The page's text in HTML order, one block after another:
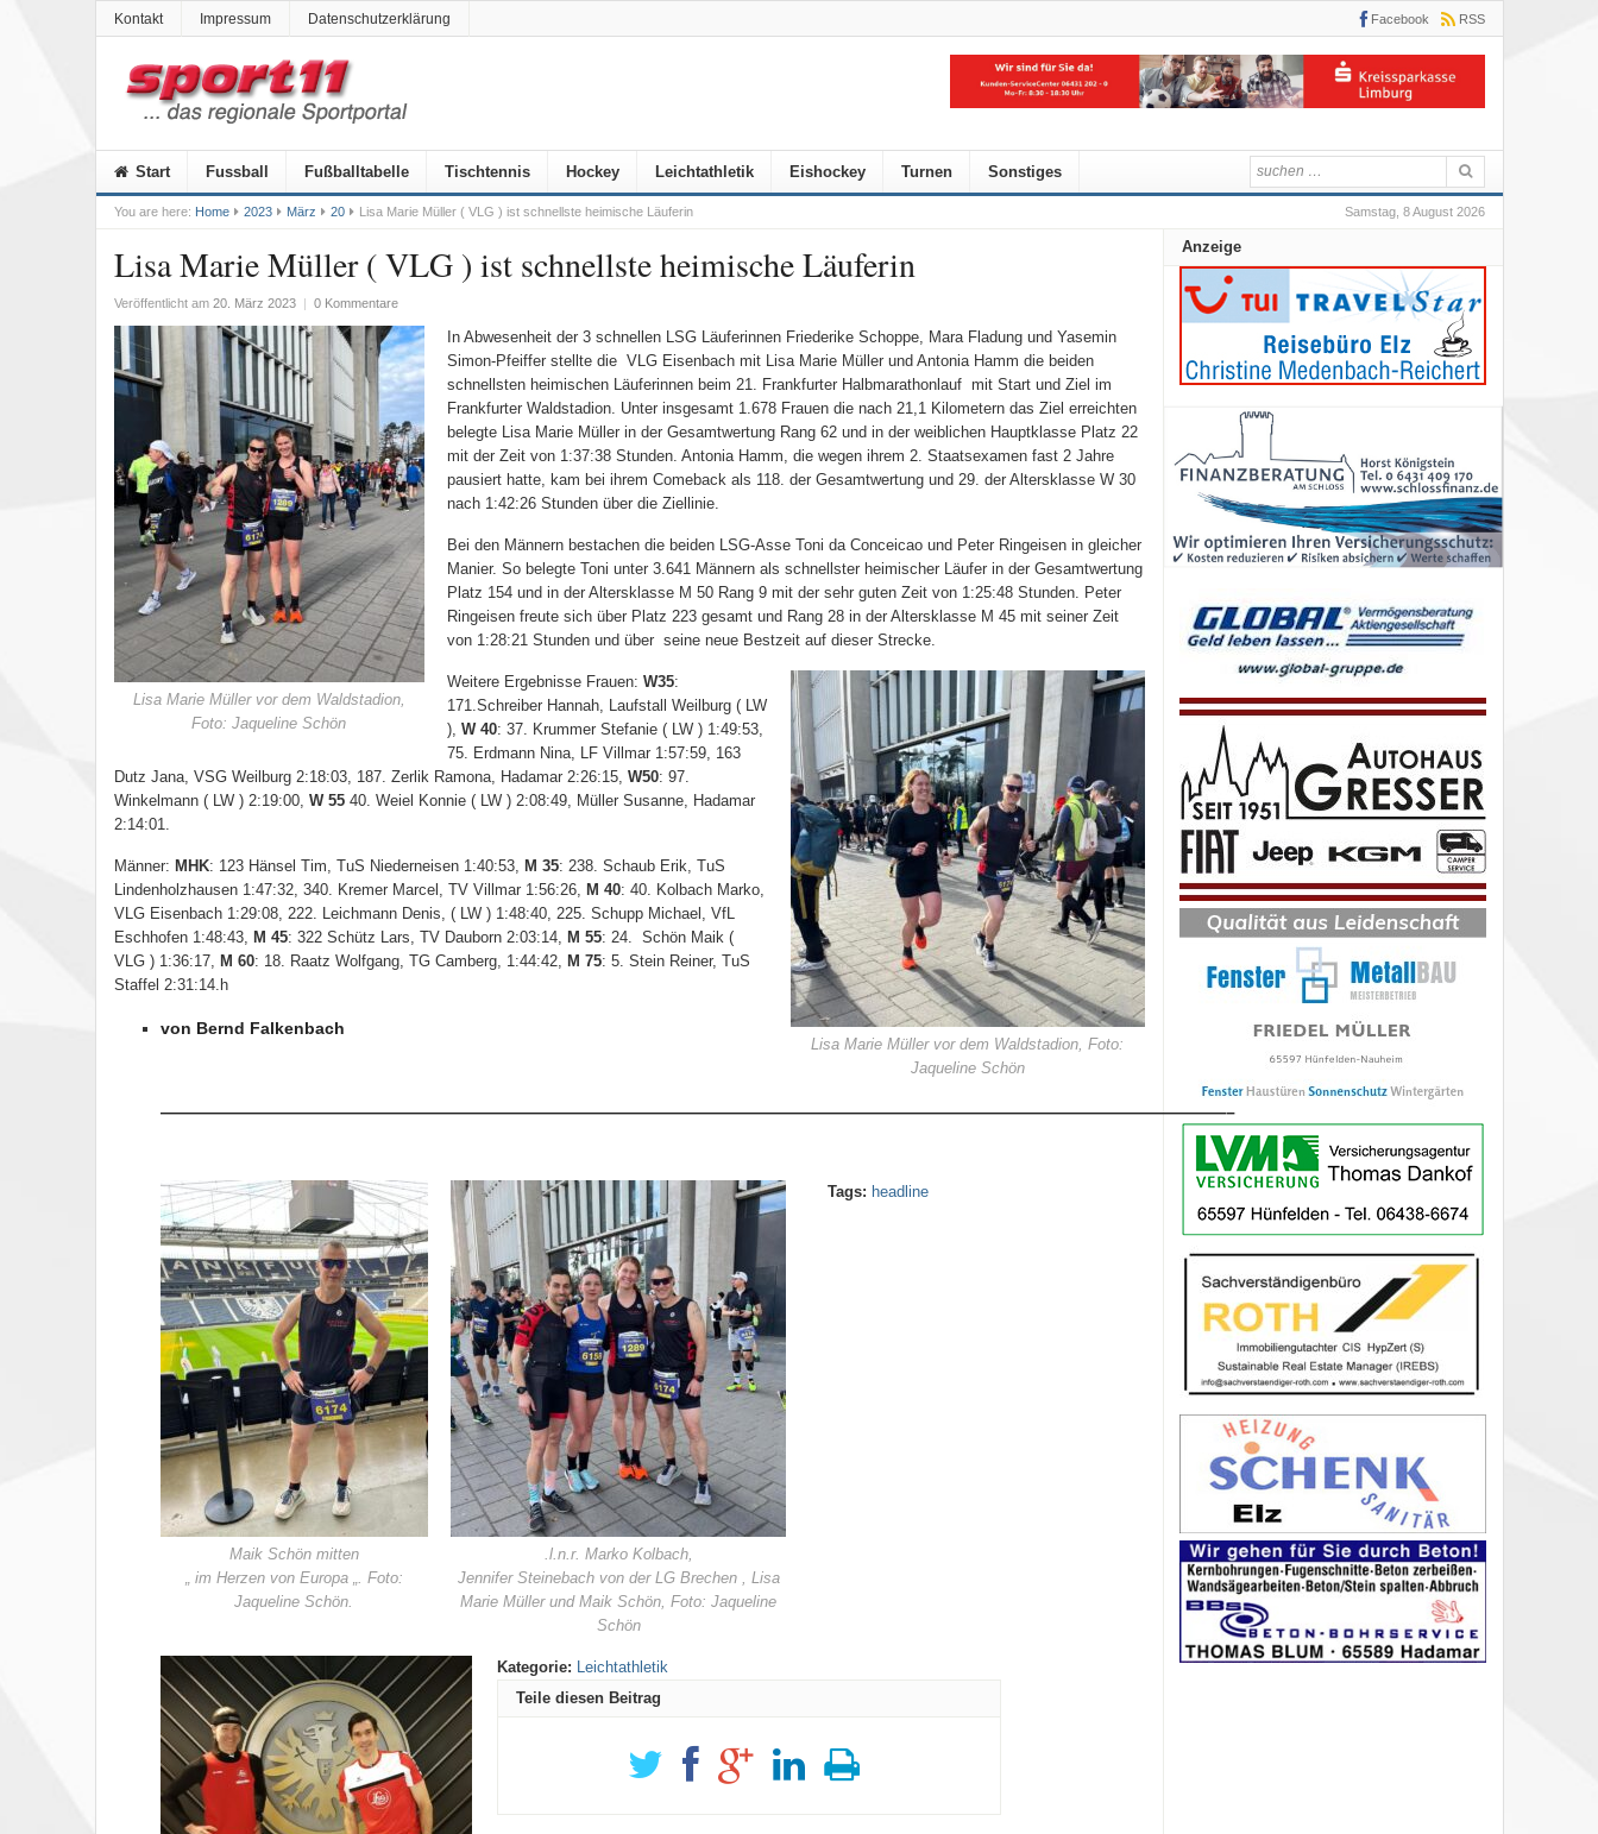
Kontakt Impressum Datenschutzerklärung Facebook RSS
Start Fussball Fußballtabelle Tischtennis Hockey Leichtathletik Eishockey Turnen Sonstiges
Samstag, 8 August 2026
You are here: Home 2023 März 20 Lisa Marie Müller ( VLG ) ist schnellste heimische Läuferin
Lisa Marie Müller ( VLG ) ist schnellste heimische Läuferin
Veröffentlicht am 20. März 2023 | 0 Kommentare
Lisa Marie Müller vor dem Waldstadion,
Foto: Jaqueline Schön
In Abwesenheit der 3 schnellen LSG Läuferinnen Friederike Schoppe, Mara Fladung und Yasemin
Simon-Pfeiffer stellte die VLG Eisenbach mit Lisa Marie Müller und Antonia Hamm die beiden
schnellsten heimischen Läuferinnen beim 21. Frankfurter Halbmarathonlauf mit Start und Ziel im
Frankfurter Waldstadion. Unter insgesamt 1.678 Frauen die nach 21,1 Kilometern das Ziel erreichten
belegte Lisa Marie Müller in der Gesamtwertung Rang 62 und in der weiblichen Hauptklasse Platz 22
mit der Zeit von 1:37:38 Stunden. Antonia Hamm, die wegen ihrem 2. Staatsexamen fast 2 Jahre
pausiert hatte, kam bei ihrem Comeback als 118. der Gesamtwertung und 29. der Altersklasse W 30
nach 1:42:26 Stunden über die Ziellinie.
Bei den Männern bestachen die beiden LSG-Asse Toni da Conceicao und Peter Ringeisen in gleicher
Manier. So belegte Toni unter 3.641 Männern als schnellster heimischer Läufer in der Gesamtwertung
Platz 154 und in der Altersklasse M 50 Rang 9 mit der sehr guten Zeit von 1:25:48 Stunden. Peter
Ringeisen freute sich über Platz 223 gesamt und Rang 28 in der Altersklasse M 45 mit seiner Zeit
von 1:28:21 Stunden und über seine neue Bestzeit auf dieser Strecke.
Lisa Marie Müller vor dem Waldstadion, Foto:
Jaqueline Schön
Weitere Ergebnisse Frauen: W35:
171.Schreiber Hannah, Laufstall Weilburg ( LW
), W 40: 37. Krummer Stefanie ( LW ) 1:49:53,
75. Erdmann Nina, LF Villmar 1:57:59, 163
Dutz Jana, VSG Weilburg 2:18:03, 187. Zerlik Ramona, Hadamar 2:26:15, W50: 97.
Winkelmann ( LW ) 2:19:00, W 5540. Weiel Konnie ( LW ) 2:08:49, Müller Susanne, Hadamar
2:14:01.
Männer: MHK: 123 Hänsel Tim, TuS Niederneisen 1:40:53, M 35: 238. Schaub Erik, TuS
Lindenholzhausen 1:47:32, 340. Kremer Marcel, TV Villmar 1:56:26, M 40: 40. Kolbach Marko,
VLG Eisenbach 1:29:08, 222. Leichmann Denis, ( LW ) 1:48:40, 225. Schupp Michael, VfL
Eschhofen 1:48:43, M 45: 322 Schütz Lars, TV Dauborn 2:03:14, M 55: 24. Schön Maik (
VLG ) 1:36:17, M 60: 18. Raatz Wolfgang, TG Camberg, 1:44:42, M 75: 5. Stein Reiner, TuS
Staffel 2:31:14. h
von Bernd Falkenbach
————————————————————————————————————————————————————————————————–
Maik Schön mitten
„ im Herzen von Europa „. Foto:
Jaqueline Schön.
.l.n.r. Marko Kolbach,
Jennifer Steinebach von der LG Brechen , Lisa
Marie Müller und Maik Schön, Foto: Jaqueline
Schön
Kategorie: Leichtathletik
Tags: headline
Teile diesen Beitrag
Anzeige